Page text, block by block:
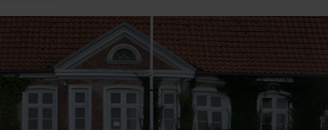
729:-